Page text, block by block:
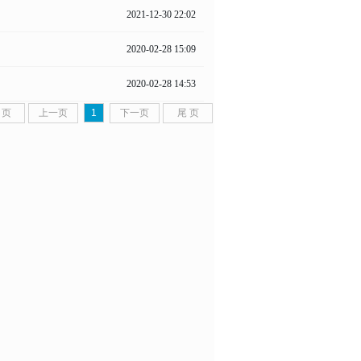
2021-12-30 22:02
2020-02-28 15:09
2020-02-28 14:53
上一页 1 下一页 尾 页